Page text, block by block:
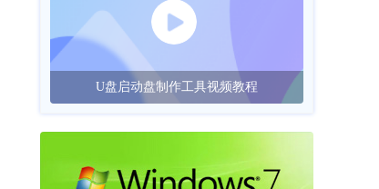
U盘启动盘制作工具视频教程